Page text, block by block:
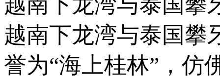
越南下龙湾与泰国攀
誉为“海上桂林”，仿